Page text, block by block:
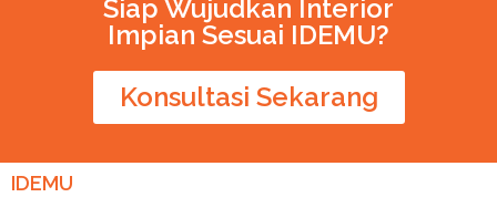
Siap Wujudkan Interior
Impian Sesuai IDEMU?
Konsultasi Sekarang
IDEMU